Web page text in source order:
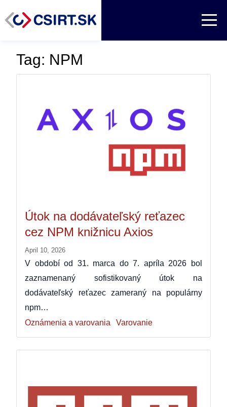
Tag: NPM
Útok na dodávateľský reťazec
cez NPM knižnicu Axios
April 10, 2026
V období od 31. marca do 7. apríla 2026 bol
zaznamenaný sofistikovaný útok na
dodávateľský reťazec zameraný na populárny
npm…
Oznámenia a varovania
Varovanie